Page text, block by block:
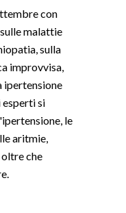
con
malattie
sulla
improvvisa,
ipertensione
esperti si
le
aritmie,
che